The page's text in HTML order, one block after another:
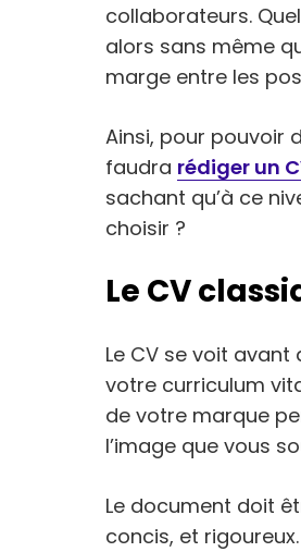
collaborateurs.
alors sans même
marge entre les
Ainsi, pour pouvoir
faudra rédiger un
sachant qu’à ce
choisir ?
Le CV
Le CV se voit
votre curriculum
de votre marque
l’image que vous
Le document doit
concis, et